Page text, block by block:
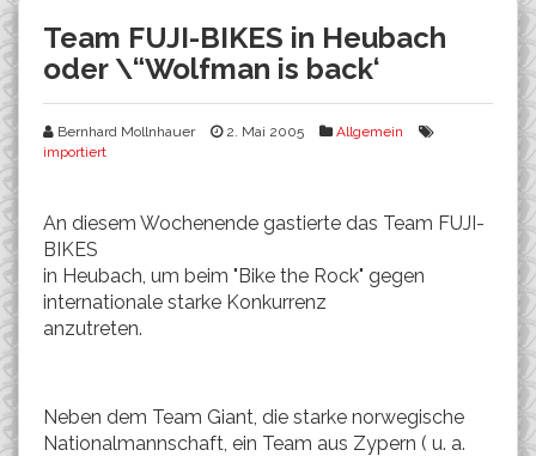
Team FUJI-BIKES in Heubach
oder \“Wolfman is back‘
Bernhard Mollnhauer 2. Mai 2005
Allgemein
importiert
An diesem Wochenende gastierte das Team FUJI-
BIKES
in Heubach, um beim "Bike the Rock" gegen
internationale starke Konkurrenz
anzutreten.
Neben dem Team Giant, die starke norwegische
Nationalmannschaft, ein Team aus Zypern ( u. a.